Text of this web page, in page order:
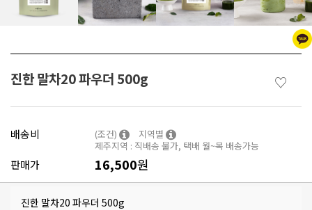
진한 말차20 파우더 500g ♡
배송비 (조건)
지역별
제주지역 : 직배송 불가, 택배 월~목 배송가능
판매가 16,500원
진한 말차20 파우더 500g